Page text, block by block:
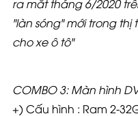
ra mắt tháng 6/2020
"làn sóng" mới trong
cho xe ô tô"
COMBO 3: Màn hình
+) Cấu hình : Ram 2-